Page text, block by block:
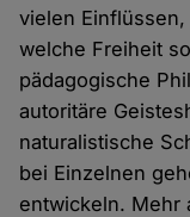
vielen
welche Freiheit
pädagogische
autoritäre
naturalistische
bei Einzelnen
entwickeln. Mehr